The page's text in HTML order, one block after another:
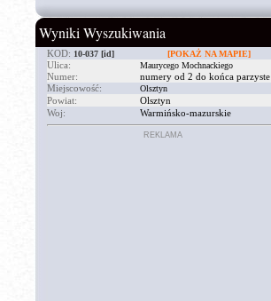
Wyniki Wyszukiwania
KOD: 10-037 [id] [POKAŻ NA MAPIE]
Ulica: Maurycego Mochnackiego
Numer:
numery od 2 do końca parzyste
Miejscowość:
Olsztyn
Powiat:
Olsztyn
Woj:
Warmińsko-mazurskie
REKLAMA